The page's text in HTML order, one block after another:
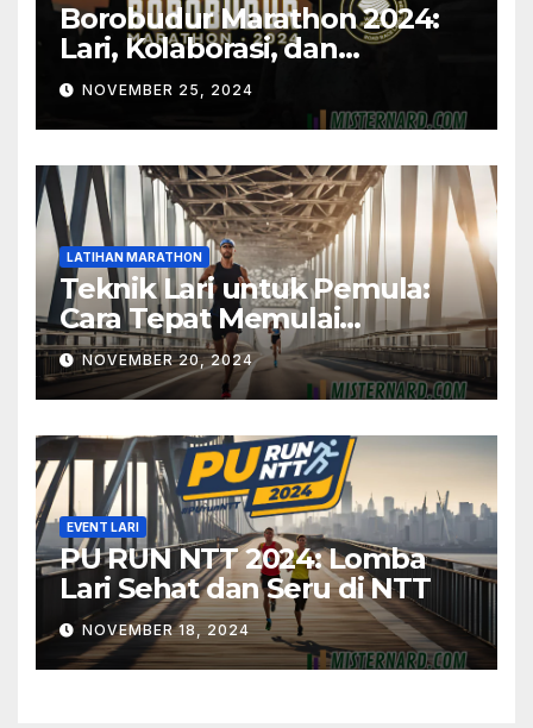
Borobudur Marathon 2024:
Lari, Kolaborasi, dan
Temukan Potensimu
NOVEMBER 25, 2024
LATIHAN MARATHON
Teknik Lari untuk Pemula:
Cara Tepat Memulai
Marathon
NOVEMBER 20, 2024
EVENT LARI
PU RUN NTT 2024: Lomba
Lari Sehat dan Seru di NTT
NOVEMBER 18, 2024